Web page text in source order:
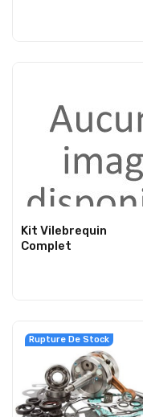
Kit Vilebrequin
Complet
Rupture De Stock